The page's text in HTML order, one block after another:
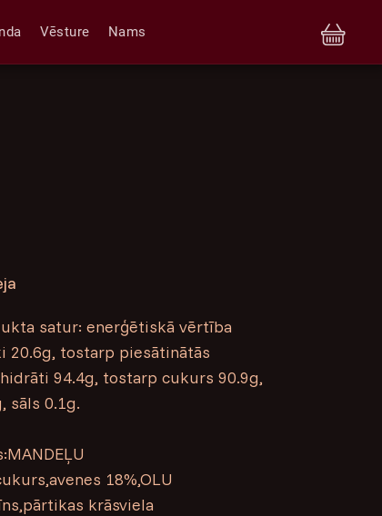
Vēsture Nams
satur: enerģētiskā vērtība
20.6g, tostarp piesātinātās
94.4g, tostarp cukurs 90.9g,
sāls 0.1g.
18%,OLU
krāsviela